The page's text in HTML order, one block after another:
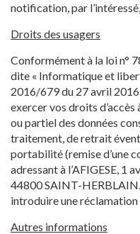
notification, par
Droits des usagers
Conformément à la loi n°
dite « Informatique et
2016/679 du 27 avril 2016
exercer vos droits
ou partiel des données
traitement, de retrait
portabilité (remise d’une
adressant à l’AFIGESE, 1
44800 SAINT-
introduire une réclamation
Autres informations